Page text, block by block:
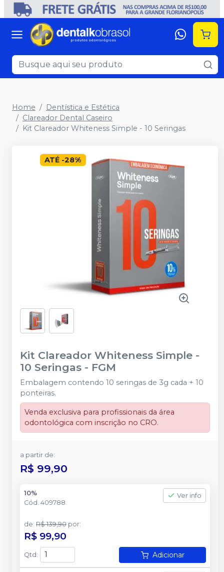
Home
Dentística e Estética
Clareador Dental Caseiro
Kit Clareador Whiteness Simple - 10 Seringas
ATÉ -28%
Kit Clareador Whiteness Simple -
10 Seringas - FGM
Embalagem contendo 10 seringas de 3g cada + 10
ponteiras.
Venda exclusiva para profissionais da área
odontológica com inscrição no CRO.
a partir de:
R$ 99,90
10%
Cód. 409788
Ver info
de: R$ 139,90 por:
R$ 99,90
Qtd : Adicionar